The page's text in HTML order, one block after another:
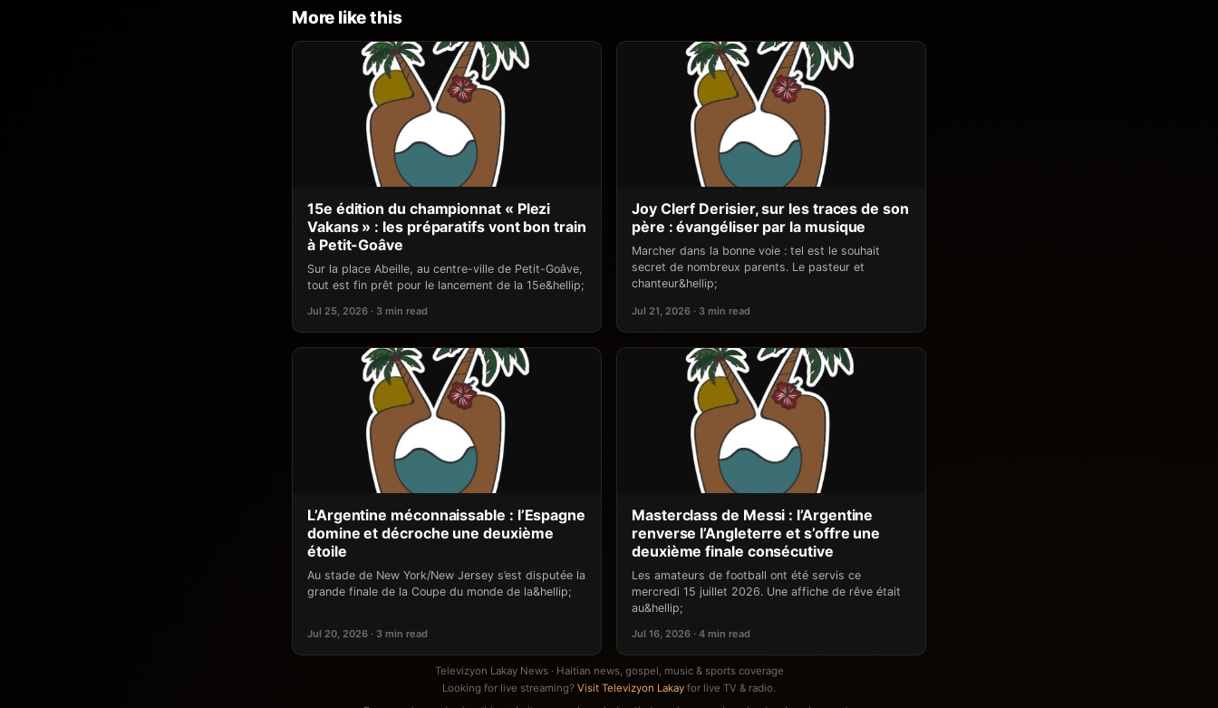
More like this
15e édition du championnat « Plezi
Vakans » : les préparatifs vont bon train
à Petit-Goâve
Sur la place Abeille, au centre-ville de Petit-Goâve,
tout est fin prêt pour le lancement de la 15e&hellip;
Jul 25, 2026 · 3 min read
Joy Clerf Derisier, sur les traces de son
père : évangéliser par la musique
Marcher dans la bonne voie : tel est le souhait
secret de nombreux parents. Le pasteur et
chanteur&hellip;
Jul 21, 2026 · 3 min read
L’Argentine méconnaissable : l’Espagne
domine et décroche une deuxième
étoile
Au stade de New York/New Jersey s’est disputée la
grande finale de la Coupe du monde de la&hellip;
Jul 20, 2026 · 3 min read
Masterclass de Messi : l’Argentine
renverse l’Angleterre et s’offre une
deuxième finale consécutive
Les amateurs de football ont été servis ce
mercredi 15 juillet 2026. Une affiche de rêve était
au&hellip;
Jul 16, 2026 · 4 min read
Televizyon Lakay News · Haitian news, gospel, music & sports coverage
Looking for live streaming? Visit Televizyon Lakay for live TV & radio.